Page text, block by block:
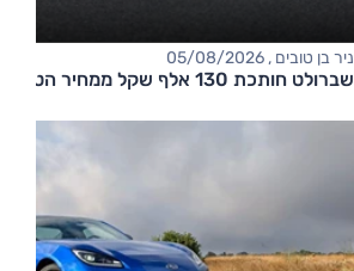
ניר בן טובים , 05/08/2026
שברולט חותכת 130 אלף שקל ממחיר הטאהו